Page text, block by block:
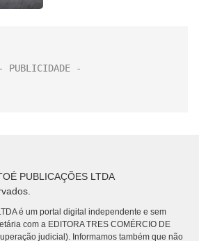
PUBLICAÇÕES LTDA
é um portal digital independente e sem
com a EDITORA TRES COMÉRCIO DE
judicial). Informamos também que não